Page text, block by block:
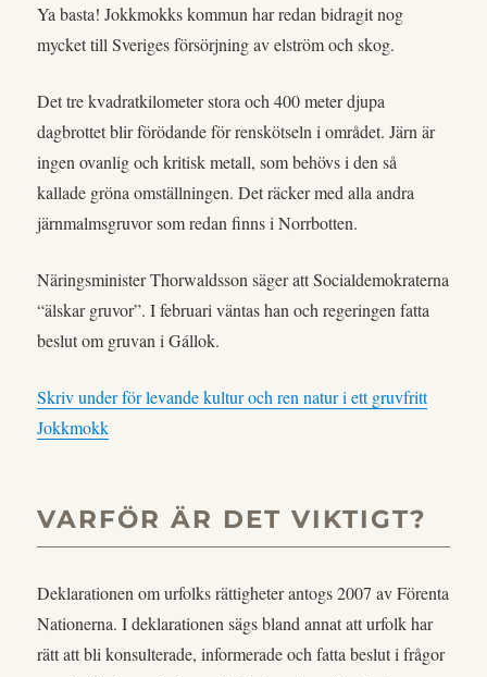
Ya basta! Jokkmokks kommun har redan bidragit nog
mycket till Sveriges försörjning av elström och skog.
Det tre kvadratkilometer stora och 400 meter djupa
dagbrottet blir förödande för renskötseln i området. Järn är
ingen ovanlig och kritisk metall, som behövs i den så
kallade gröna omställningen. Det räcker med alla andra
järnmalmsgruvor som redan finns i Norrbotten.
Näringsminister Thorwaldsson säger att Socialdemokraterna
“älskar gruvor”. I februari väntas han och regeringen fatta
beslut om gruvan i Gállok.
Skriv under för levande kultur och ren natur i ett gruvfritt
Jokkmokk
VARFÖR ÄR DET VIKTIGT?
Deklarationen om urfolks rättigheter antogs 2007 av Förenta
Nationerna. I deklarationen sägs bland annat att urfolk har
rätt att bli konsulterade, informerade och fatta beslut i frågor